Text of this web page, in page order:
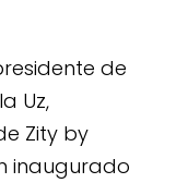
de
Uz,
Zity by
inaugurado